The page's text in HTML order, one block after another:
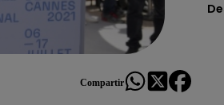
Compartir